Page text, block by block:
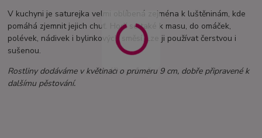
V kuchyni je saturejka velmi oblíbená zejména k luštěninám, kde
pomáhá zjemnit jejich chuť. Hodí se také k masu, do omáček,
polévek, nádivek i bylinkových směsí. Lze ji používat čerstvou i
sušenou.
Rostliny dodáváme v květináči o průměru 9 cm, dobře připravené k
dalšímu pěstování.